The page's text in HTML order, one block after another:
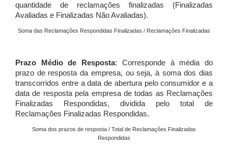
quantidade de reclamações finalizadas (Finalizadas
Avaliadas e Finalizadas Não Avaliadas).
Soma das Reclamações Respondidas Finalizadas / Reclamações Finalizadas
Prazo Médio de Resposta: Corresponde à média do
prazo de resposta da empresa, ou seja, à soma dos dias
transcorridos entre a data de abertura pelo consumidor e a
data de resposta pela empresa de todas as Reclamações
Finalizadas Respondidas, dividida pelo total de
Reclamações Finalizadas Respondidas.
Soma dos prazos de resposta / Total de Reclamações Finalizadas
Respondidas